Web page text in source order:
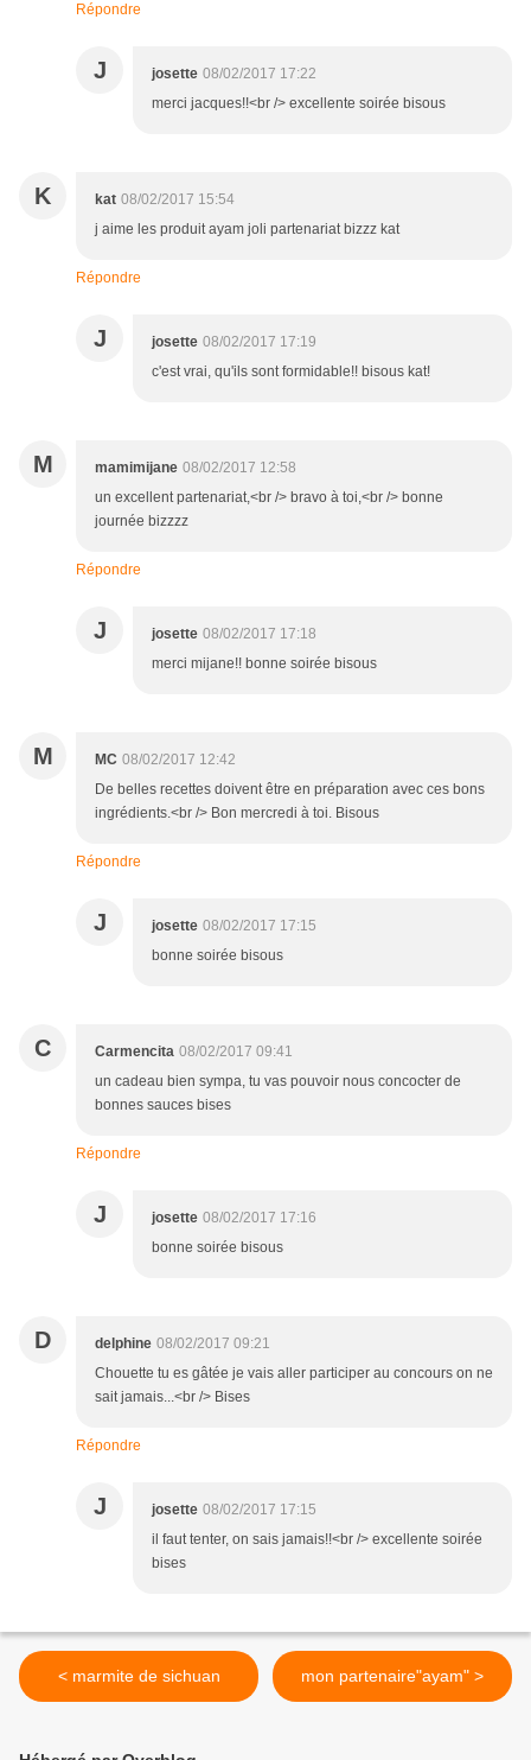
Répondre
J josette 08/02/2017 17:22
merci jacques!!<br /> excellente soirée bisous
K kat 08/02/2017 15:54
j aime les produit ayam joli partenariat bizzz kat
Répondre
J josette 08/02/2017 17:19
c'est vrai, qu'ils sont formidable!! bisous kat!
M mamimijane 08/02/2017 12:58
un excellent partenariat,<br /> bravo à toi,<br /> bonne
journée bizzzz
Répondre
J josette 08/02/2017 17:18
merci mijane!! bonne soirée bisous
M MC 08/02/2017 12:42
De belles recettes doivent être en préparation avec ces bons
ingrédients.<br /> Bon mercredi à toi. Bisous
Répondre
J josette 08/02/2017 17:15
bonne soirée bisous
C Carmencita 08/02/2017 09:41
un cadeau bien sympa, tu vas pouvoir nous concocter de
bonnes sauces bises
Répondre
J josette 08/02/2017 17:16
bonne soirée bisous
D delphine 08/02/2017 09:21
Chouette tu es gâtée je vais aller participer au concours on ne
sait jamais...<br /> Bises
Répondre
J josette 08/02/2017 17:15
il faut tenter, on sais jamais!!<br /> excellente soirée
bises
< marmite de sichuan mon partenaire"ayam" >